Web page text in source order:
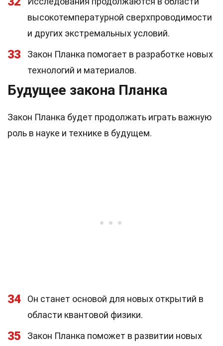
высокотемпературной сверхпроводимости
и других экстремальных условий.
33
Закон Планка помогает в разработке новых
технологий и материалов.
Будущее закона Планка
Закон Планка будет продолжать играть важную
роль в науке и технике в будущем.
34
Он станет основой для новых открытий в
области квантовой физики.
35
Закон Планка поможет в развитии новых